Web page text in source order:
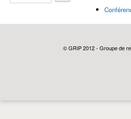
Formulaire de
© GRIP 2012 - Groupe de